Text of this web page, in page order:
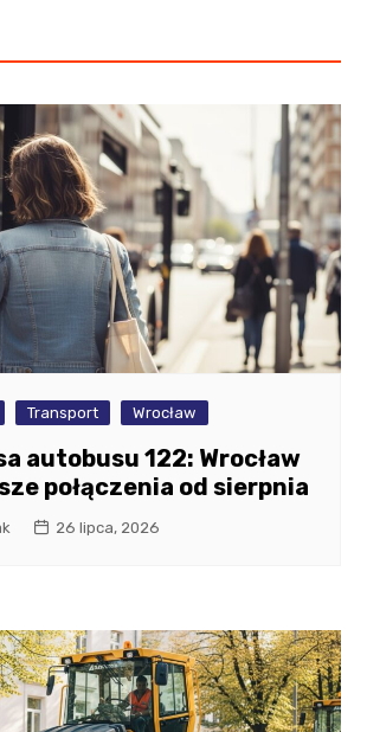
Transport Wrocław
autobusu 122: Wrocław
połączenia od sierpnia
26 lipca, 2026